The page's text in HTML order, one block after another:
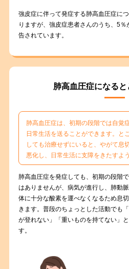
強皮症に伴って発症する肺高血圧症に
りますが、強皮症患者さんのうち、5
告されています。
肺高血圧症になると
肺高血圧症は、初期の段階では自覚
日常生活を送ることができます。と
しても治療せずにいると、やがて息
悪化し、日常生活に支障をきたすよ
肺高血圧症を発症しても、初期の段階
はありませんが、病気が進行し、肺動
体に十分な酸素を運べなくなるため息
きます。普段のちょっとした活動でも
が登れない」「重いものを持てない」
す。